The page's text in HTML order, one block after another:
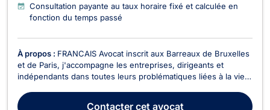
Consultation payante au taux horaire fixé et calculée en
fonction du temps passé
À propos : FRANCAIS Avocat inscrit aux Barreaux de Bruxelles
et de Paris, j'accompagne les entreprises, dirigeants et
indépendants dans toutes leurs problématiques liées à la vie
je mets mon expertise au service de mes clients avec deux
Contactercet avocat